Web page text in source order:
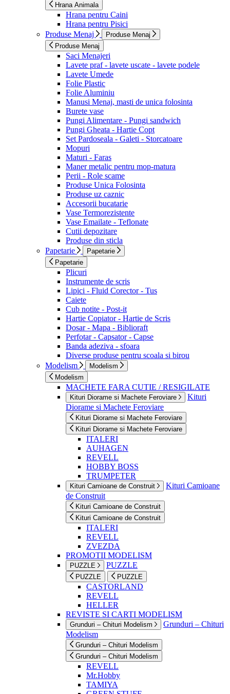
Hrana Animala
Hrana pentru Caini
Hrana pentru Pisici
Produse Menaj
Produse Menaj
Produse Menaj
Saci Menajeri
Lavete praf - lavete uscate - lavete podele
Lavete Umede
Folie Plastic
Folie Aluminiu
Manusi Menaj, masti de unica folosinta
Burete vase
Pungi Alimentare - Pungi sandwich
Pungi Gheata - Hartie Copt
Set Pardoseala - Galeti - Storcatoare
Mopuri
Maturi - Faras
Maner metalic pentru mop-matura
Perii - Role scame
Produse Unica Folosinta
Produse uz caznic
Accesorii bucatarie
Vase Termorezistente
Vase Emailate - Teflonate
Cutii depozitare
Produse din sticla
Papetarie
Papetarie
Papetarie
Plicuri
Instrumente de scris
Lipici - Fluid Corector - Tus
Caiete
Cub notite - Post-it
Hartie Copiator - Hartie de Scris
Dosar - Mapa - Biblioraft
Perfotar - Capsator - Capse
Banda adeziva - sfoara
Diverse produse pentru scoala si birou
Modelism
Modelism
Modelism
MACHETE FARA CUTIE / RESIGILATE
Kituri Diorame si Machete Feroviare
Kituri
Diorame si Machete Feroviare
Kituri Diorame si Machete Feroviare
Kituri Diorame si Machete Feroviare
ITALERI
AUHAGEN
REVELL
HOBBY BOSS
TRUMPETER
Kituri Camioane de Construit
Kituri Camioane
de Construit
Kituri Camioane de Construit
Kituri Camioane de Construit
ITALERI
REVELL
ZVEZDA
PROMOTII MODELISM
PUZZLE PUZZLE
PUZZLE PUZZLE
CASTORLAND
REVELL
HELLER
REVISTE SI CARTI MODELISM
Grunduri – Chituri Modelism
Grunduri – Chituri
Modelism
Grunduri – Chituri Modelism
Grunduri – Chituri Modelism
REVELL
Mr.Hobby
TAMIYA